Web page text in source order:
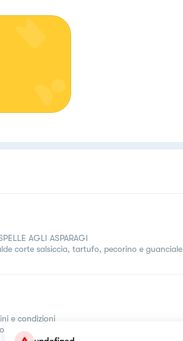
AGLI ASPARAGI
corte salsiccia, tartufo, pecorino e guanciale
e condizioni